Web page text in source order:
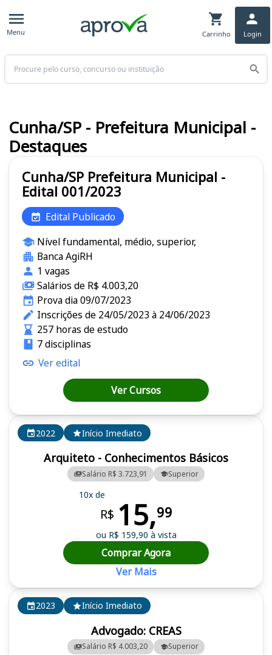
Menu Carrinho Login
Buscar
2023 Início Imediato
Advogado: CREAS
Salário R$ 4.003,20 Superior
2022 Início Imediato
Arquiteto - Conhecimentos Básicos
Salário R$ 3.723,91 Superior
10x de
R$ 15,99
ou R$ 159,90 à vista
Comprar Agora
Ver Mais
Cunha/SP Prefeitura Municipal -
Edital 001/2023
Edital Publicado
Nível fundamental, médio, superior,
Banca AgiRH
1 vagas
Salários de R$ 4.003,20
Prova dia 09/07/2023
Inscrições de 24/05/2023 à 24/06/2023
257 horas de estudo
7 disciplinas
Ver edital
Ver Cursos
Cunha/SP - Prefeitura Municipal -
Destaques